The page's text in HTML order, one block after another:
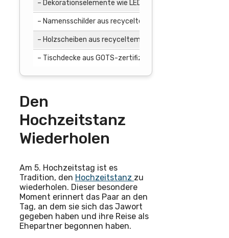
– Dekorationselemente wie LED-Kerzen und biologisch
– Namensschilder aus recyceltem Holz mit
– Holzscheiben aus recyceltem Holz als Untersetzer
– Tischdecke aus GOTS-zertifizierter Bio-Baumwolle
Den
Hochzeitstanz
Wiederholen
Am 5. Hochzeitstag ist es
Tradition, den Hochzeitstanz zu
wiederholen. Dieser besondere
Moment erinnert das Paar an den
Tag, an dem sie sich das Jawort
gegeben haben und ihre Reise als
Ehepartner begonnen haben.